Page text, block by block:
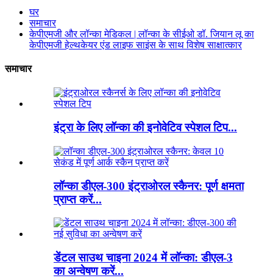
घर
समाचार
केपीएमजी और लॉन्का मेडिकल | लॉन्का के सीईओ डॉ. जियान लू का
केपीएमजी हेल्थकेयर एंड लाइफ साइंस के साथ विशेष साक्षात्कार
समाचार
इंट्रा के लिए लॉन्का की इनोवेटिव स्पेशल टिप...
लॉन्का डीएल-300 इंट्राओरल स्कैनर: पूर्ण क्षमता
प्राप्त करें...
डेंटल साउथ चाइना 2024 में लॉन्का: डीएल-3
का अन्वेषण करें...